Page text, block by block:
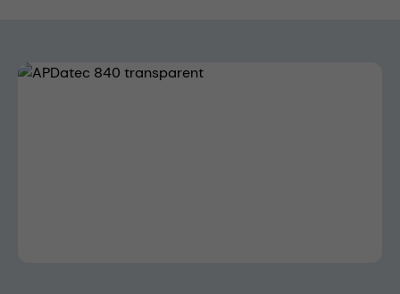
Bildergalerie überspringen